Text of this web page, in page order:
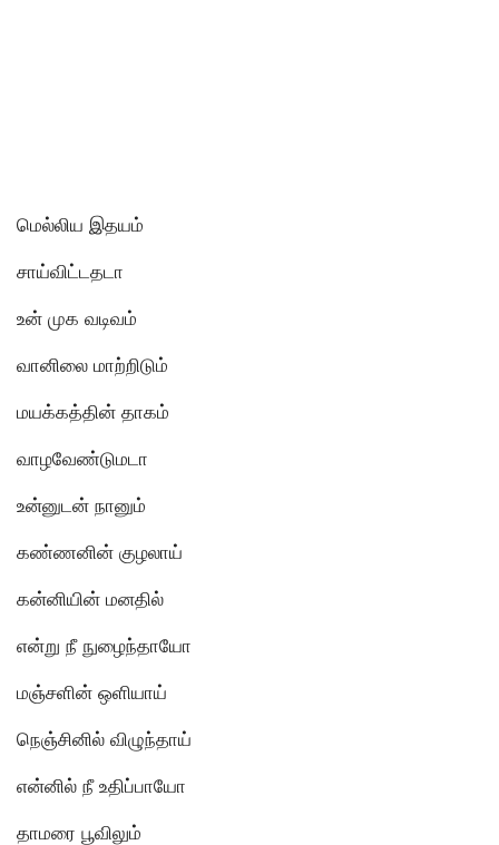
மெல்லிய இதயம்
சாய்விட்டதடா
உன் முக வடிவம்
வானிலை மாற்றிடும்
மயக்கத்தின் தாகம்
வாழவேண்டுமடா
உன்னுடன் நானும்
கண்ணனின் குழலாய்
கன்னியின் மனதில்
என்று நீ நுழைந்தாயோ
மஞ்சளின் ஒளியாய்
நெஞ்சினில் விழுந்தாய்
என்னில் நீ உதிப்பாயோ
தாமரை பூவிலும்